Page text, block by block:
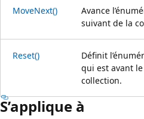
MoveNext()
Avance
suivant de la
Reset()
Définit
qui est avant
collection.
S’applique à